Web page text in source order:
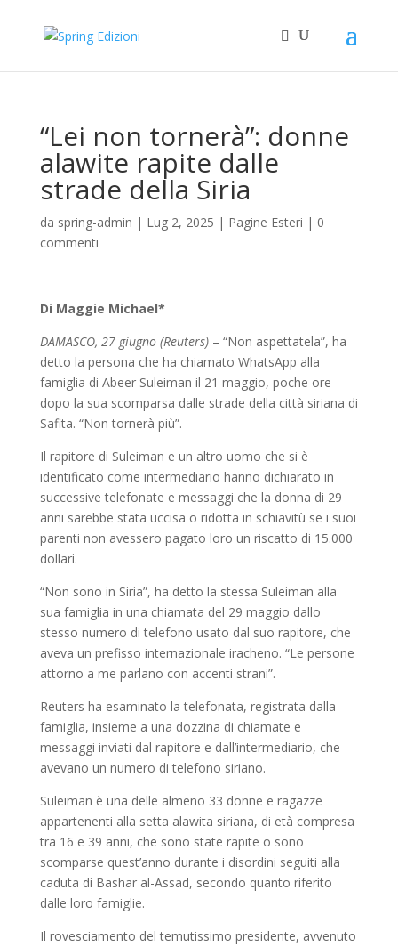
“Lei non tornerà”: donne
alawite rapite dalle
strade della Siria
da spring-admin | Lug 2, 2025 | Pagine Esteri | 0
commenti
Di Maggie Michael*
DAMASCO, 27 giugno (Reuters)– “Non aspettatela”, ha
detto la persona che ha chiamato WhatsApp alla
famiglia di Abeer Suleiman il 21 maggio, poche ore
dopo la sua scomparsa dalle strade della città siriana di
Safita. “Non tornerà più”.
Il rapitore di Suleiman e un altro uomo che si è
identificato come intermediario hanno dichiarato in
successive telefonate e messaggi che la donna di 29
anni sarebbe stata uccisa o ridotta in schiavitù se i suoi
parenti non avessero pagato loro un riscatto di 15.000
dollari.
“Non sono in Siria”, ha detto la stessa Suleiman alla
sua famiglia in una chiamata del 29 maggio dallo
stesso numero di telefono usato dal suo rapitore, che
aveva un prefisso internazionale iracheno. “Le persone
attorno a me parlano con accenti strani”.
Reuters ha esaminato la telefonata, registrata dalla
famiglia, insieme a una dozzina di chiamate e
messaggi inviati dal rapitore e dall’intermediario, che
avevano un numero di telefono siriano.
Suleiman è una delle almeno 33 donne e ragazze
appartenenti alla setta alawita siriana, di età compresa
tra 16 e 39 anni, che sono state rapite o sono
scomparse quest’anno durante i disordini seguiti alla
caduta di Bashar al-Assad, secondo quanto riferito
dalle loro famiglie.
Il rovesciamento del temutissimo presidente, avvenuto